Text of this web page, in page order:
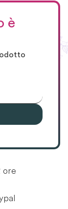
è
ore